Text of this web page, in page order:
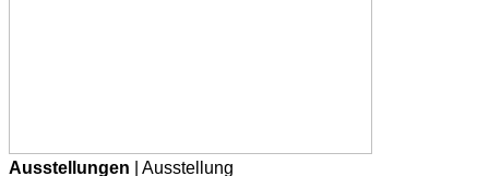
Ausstellungen | Ausstellung